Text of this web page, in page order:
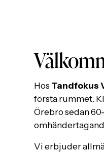
Hos Tandfokus
första rummet.
Örebro sedan
Vi erbjuder